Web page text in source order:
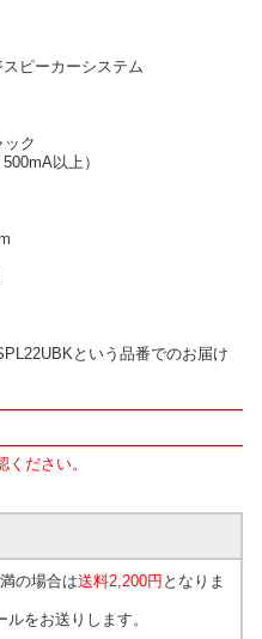
ピーカーシステム
ク
以上）
という品番でのお届け
ださい。
の場合は送料2,200円 となりま
をお送りします。